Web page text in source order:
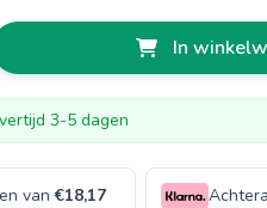
In
3-5 dagen
van€18,17